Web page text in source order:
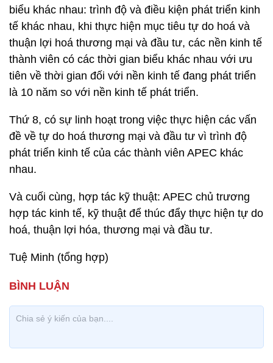
biểu khác nhau: trình độ và điều kiện phát triển kinh
tế khác nhau, khi thực hiện mục tiêu tự do hoá và
thuận lợi hoá thương mại và đầu tư, các nền kinh tế
thành viên có các thời gian biểu khác nhau với ưu
tiên về thời gian đối với nền kinh tế đang phát triển
là 10 năm so với nền kinh tế phát triển.
Thứ 8, có sự linh hoạt trong việc thực hiện các vấn
đề về tự do hoá thương mại và đầu tư vì trình độ
phát triển kinh tế của các thành viên APEC khác
nhau.
Và cuối cùng, hợp tác kỹ thuật: APEC chủ trương
hợp tác kinh tế, kỹ thuật để thúc đẩy thực hiện tự do
hoá, thuận lợi hóa, thương mại và đầu tư.
Tuệ Minh (tổng hợp)